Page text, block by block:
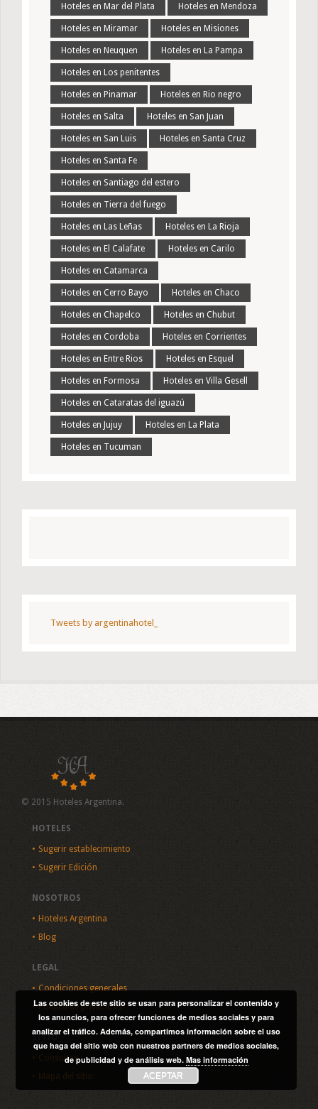
Hoteles en Mar del Plata Hoteles en Mendoza
Hoteles en Miramar Hoteles en Misiones
Hoteles en Neuquen Hoteles en La Pampa
Hoteles en Los penitentes
Hoteles en Pinamar Hoteles en Rio negro
Hoteles en Salta Hoteles en San Juan
Hoteles en San Luis Hoteles en Santa Cruz
Hoteles en Santa Fe
Hoteles en Santiago del estero
Hoteles en Tierra del fuego
Hoteles en Las Leñas Hoteles en La Rioja
Hoteles en El Calafate Hoteles en Carilo
Hoteles en Catamarca
Hoteles en Cerro Bayo Hoteles en Chaco
Hoteles en Chapelco Hoteles en Chubut
Hoteles en Cordoba Hoteles en Corrientes
Hoteles en Entre Rios Hoteles en Esquel
Hoteles en Formosa Hoteles en Villa Gesell
Hoteles en Cataratas del iguazú
Hoteles en Jujuy Hoteles en La Plata
Hoteles en Tucuman
Tweets by argentinahotel_
© 2015 Hoteles Argentina.
HOTELES
Sugerir establecimiento
Sugerir Edición
NOSOTROS
Hoteles Argentina
Blog
LEGAL
Condiciones generales
Política de privacidad
SITIO
Consultas
Mapa del sitio
Las cookies de este sitio se usan para personalizar el contenido y
los anuncios, para ofrecer funciones de medios sociales y para
analizar el tráfico. Además, compartimos información sobre el uso
que haga del sitio web con nuestros partners de medios sociales,
de publicidad y de análisis web. Mas información
ACEPTAR